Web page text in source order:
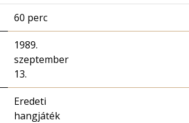
60 perc
1989.
szeptember
13.
Eredeti
hangjáték